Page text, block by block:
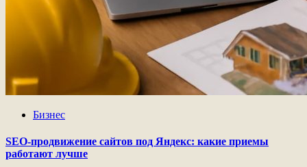
Бизнес
SEO-продвижение сайтов под Яндекс: какие приемы
работают лучше